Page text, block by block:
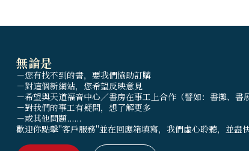
無論是
－您有找不到的書，要我們協助訂購
－對這個新網站，您希望反映意見
－希望與天道福音中心／書房在事工上合作（譬如：書攤、書
－對我們的事工有疑問，想了解更多
－或其他問題......
歡迎你點擊"客戶服務"並在回應箱填寫，我們虛心聆聽，並盡